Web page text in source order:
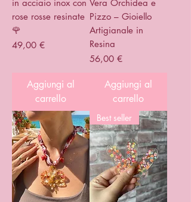
in acciaio inox con
rose rosse resinate
🌹
Prezzo
49,00 €
Aggiungi al
carrello
Vera Orchidea e
Pizzo – Gioiello
Artigianale in
Resina
Prezzo
56,00 €
Aggiungi al
carrello
Best seller